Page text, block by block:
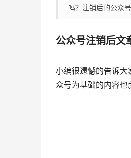
吗？注销后的公众
公众号注销后文
小编很遗憾的告诉大
众号为基础的内容也